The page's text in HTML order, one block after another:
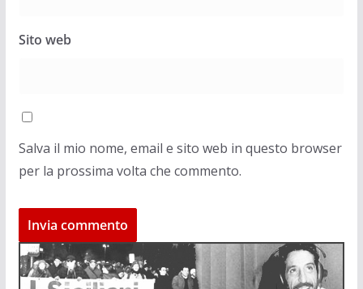
Sito web
Salva il mio nome, email e sito web in questo browser
per la prossima volta che commento.